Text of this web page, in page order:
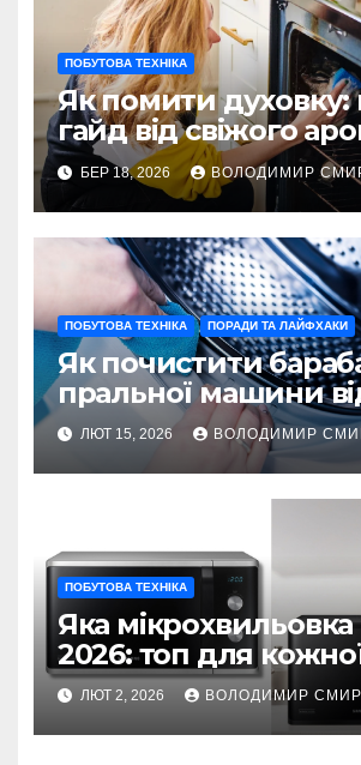
ПОБУТОВА ТЕХНІКА
Як помити духовку:
гайд від свіжого
блиску
БЕР 18, 2026 ВОЛОДИМИР
ПОБУТОВА ТЕХНІКА ПОРАДИ ТА ЛАЙФХАКИ
Як почистити
пральної машини
накипу та бруду
ЛЮТ 15, 2026 ВОЛОДИМИР
ПОБУТОВА ТЕХНІКА
Яка
2026: топ для
ЛЮТ 2, 2026 ВОЛОДИМИР